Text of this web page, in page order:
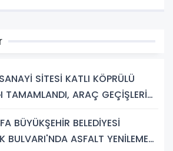
SİTESİ KATLI KÖPRÜLÜ
TAMAMLANDI, ARAÇ GEÇİŞLERİ
BÜYÜKŞEHİR BELEDİYESİ
BULVARI'NDA ASFALT YENİLEME